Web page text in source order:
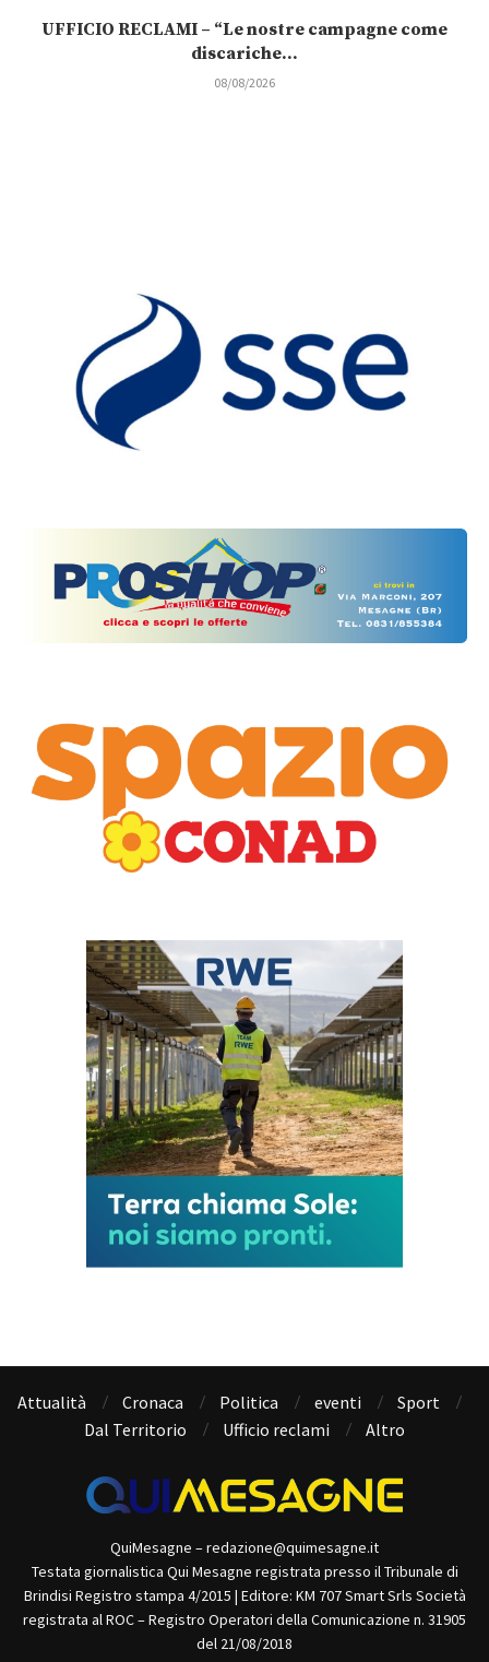
UFFICIO RECLAMI – “Le nostre campagne come
discariche...
08/08/2026
Attualità Cronaca Politica eventi
Sport
Dal Territorio
Ufficio reclami Altro
QuiMesagne – redazione@quimesagne.it
Testata giornalistica Qui Mesagne registrata presso il Tribunale di
Brindisi Registro stampa 4/2015 | Editore: KM 707 Smart Srls Società
registrata al ROC – Registro Operatori della Comunicazione n. 31905
del 21/08/2018